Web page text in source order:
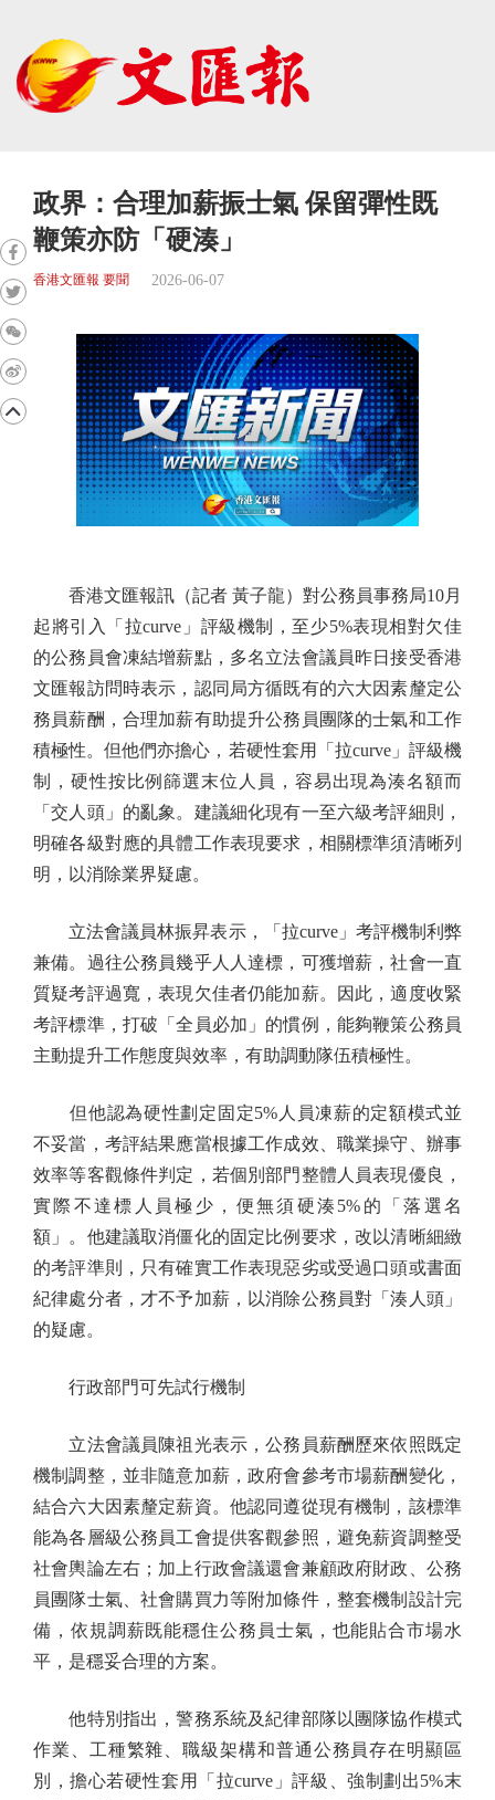
政界：合理加薪振士氣 保留彈性既
鞭策亦防「硬湊」
香港文匯報 要聞 2026-06-07
香港文匯報訊（記者 黃子龍）對公務員事務局10月
起將引入「拉curve」評級機制，至少5%表現相對欠佳
的公務員會凍結增薪點，多名立法會議員昨日接受香港
文匯報訪問時表示，認同局方循既有的六大因素釐定公
務員薪酬，合理加薪有助提升公務員團隊的士氣和工作
積極性。但他們亦擔心，若硬性套用「拉curve」評級機
制，硬性按比例篩選末位人員，容易出現為湊名額而
「交人頭」的亂象。建議細化現有一至六級考評細則，
明確各級對應的具體工作表現要求，相關標準須清晰列
明，以消除業界疑慮。
立法會議員林振昇表示，「拉curve」考評機制利弊
兼備。過往公務員幾乎人人達標，可獲增薪，社會一直
質疑考評過寬，表現欠佳者仍能加薪。因此，適度收緊
考評標準，打破「全員必加」的慣例，能夠鞭策公務員
主動提升工作態度與效率，有助調動隊伍積極性。
但他認為硬性劃定固定5%人員凍薪的定額模式並
不妥當，考評結果應當根據工作成效、職業操守、辦事
效率等客觀條件判定，若個別部門整體人員表現優良，
實際不達標人員極少，便無須硬湊5%的「落選名
額」。他建議取消僵化的固定比例要求，改以清晰細緻
的考評準則，只有確實工作表現惡劣或受過口頭或書面
紀律處分者，才不予加薪，以消除公務員對「湊人頭」
的疑慮。
行政部門可先試行機制
立法會議員陳祖光表示，公務員薪酬歷來依照既定
機制調整，並非隨意加薪，政府會參考市場薪酬變化，
結合六大因素釐定薪資。他認同遵從現有機制，該標準
能為各層級公務員工會提供客觀參照，避免薪資調整受
社會輿論左右；加上行政會議還會兼顧政府財政、公務
員團隊士氣、社會購買力等附加條件，整套機制設計完
備，依規調薪既能穩住公務員士氣，也能貼合市場水
平，是穩妥合理的方案。
他特別指出，警務系統及紀律部隊以團隊協作模式
作業、工種繁雜、職級架構和普通公務員存在明顯區
別，擔心若硬性套用「拉curve」評級、強制劃出5%末